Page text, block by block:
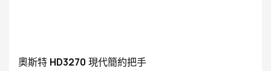
奧斯特 HD3270 現代簡約把手